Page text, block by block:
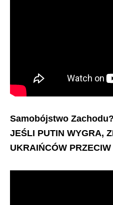
Samobójstwo Zachodu?
JEŚLI PUTIN WYGRA,
UKRAIŃCÓW